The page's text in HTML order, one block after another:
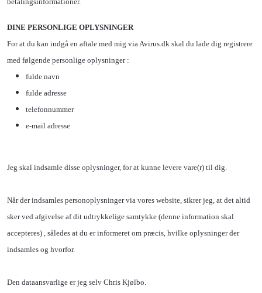
DINE PERSONLIGE OPLYSNINGER
For at du kan indgå en aftale med mig via Avirus.dk skal du lade dig registrere
med følgende personlige oplysninger :
fulde navn
fulde adresse
telefonnummer
e-mail adresse
Jeg skal indsamle disse oplysninger, for at kunne levere vare(r) til dig.
Når der indsamles personoplysninger via vores website, sikrer jeg, at det altid
sker ved afgivelse af dit udtrykkelige samtykke (denne information skal
accepteres) , således at du er informeret om præcis, hvilke oplysninger der
indsamles og hvorfor.
Den dataansvarlige er jeg selv Chris Kjølbo.